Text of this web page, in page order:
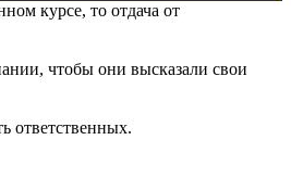
курсе, то отдача от
чтобы они высказали свои
ответственных.